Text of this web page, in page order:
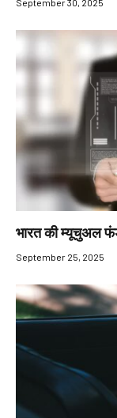
भारत की म्यूचुअल
September 25, 2025